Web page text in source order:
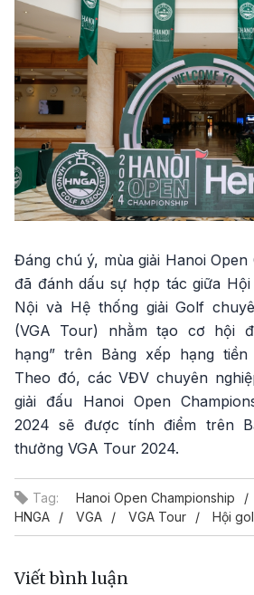
Đáng chú ý, mùa giải Hanoi Open
đã đánh dấu sự hợp tác giữa
Nội và Hệ thống giải Golf
(VGA Tour) nhằm tạo cơ hội
hạng” trên Bảng xếp hạng
Theo đó, các VĐV chuyên
giải đấu Hanoi Open
2024 sẽ được tính điểm trên
thưởng VGA Tour 2024.
Tag: Hanoi Open Championship
HNGA
VGA VGA Tour Hội
Viết bình luận